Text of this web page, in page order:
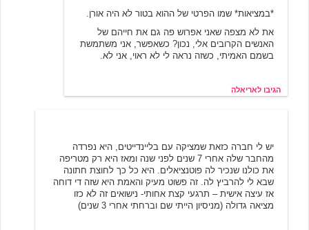
*במציאות* שמו הפרטי של ההוא בטור לא היה אורן.
את לא מצפה שאני אפרוש פה גם את חייהם של
האנשים הקרובים אלי, נכון? כשאפשר, אני משתמשת
בשמם האמיתי, כשזה נראה לי לא ראוי, אני לא.
הגיבו לאריאלה
יש לי חברה כזאת שמציקה עם בליינדייטים, היא נפרדה
מהחבר שלה אחרי 7 שנים לפני שנה ומאז היא רק מטריפה
את כולנו שנכיר לה פוטנציאלים. היא כל כך לחוצת חתונה
שבא לי להרביץ לה. זה פשוט מעיק והאמת היא שזה די דוחה
אז עיצה אישית – תרגעי קצת אחותי- נישואים זה לא כזו
מציאה גדולה (מניסיון הייתי שם וברחתי אחרי 3 שנים)